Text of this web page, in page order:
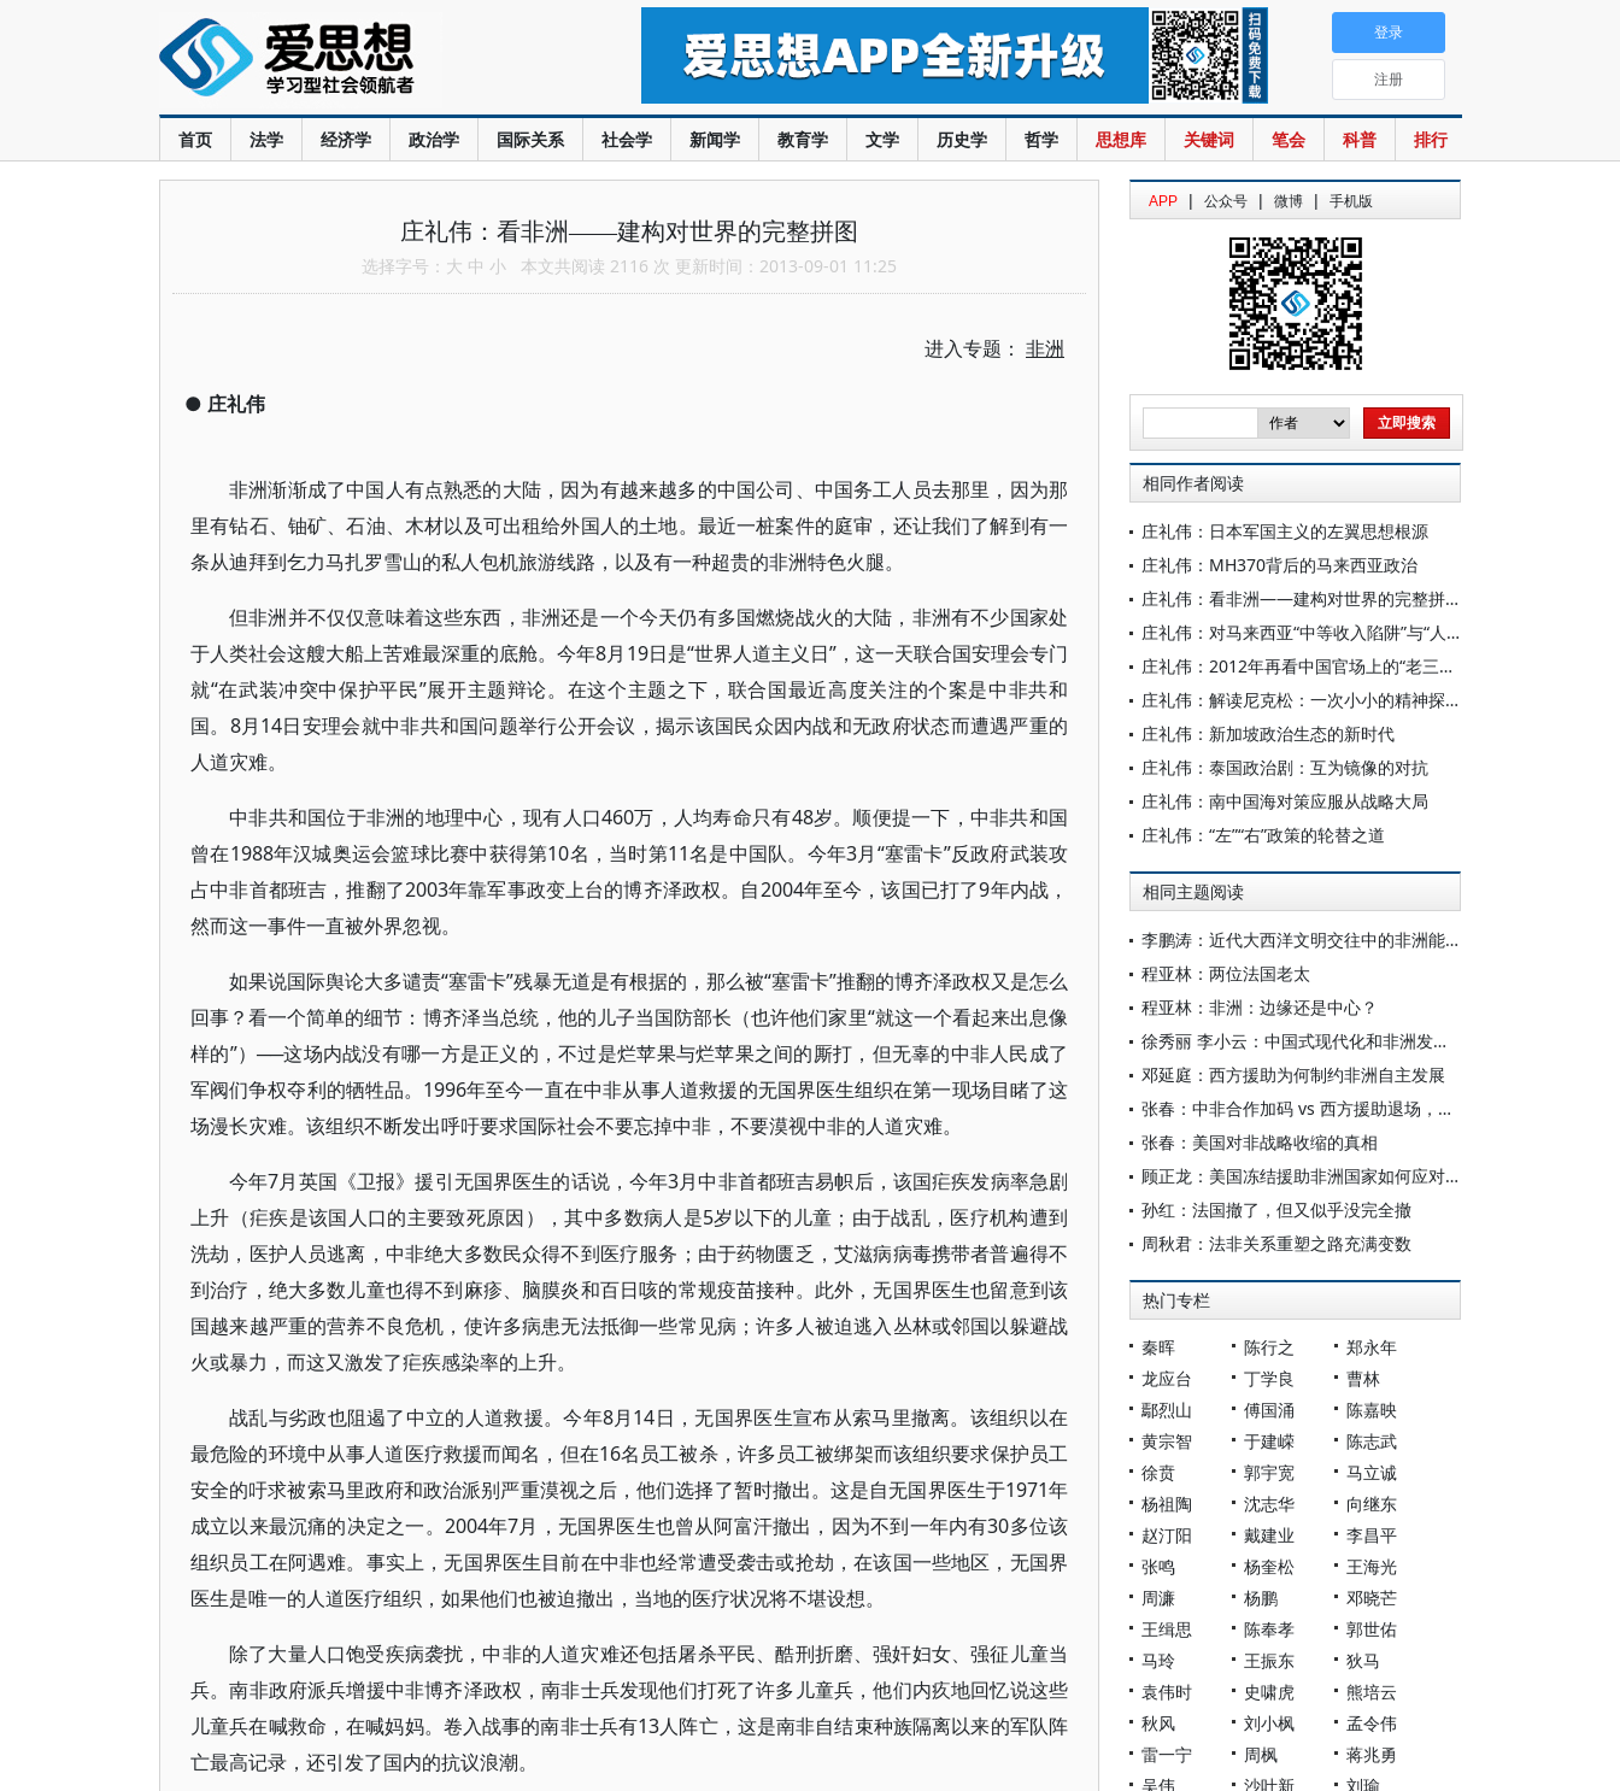
首页 法学 经济学 政治学 国际关系 社会学 新闻学 教育学 文学 历史学 哲学 思想库 关键词 笔会 科普 排行
登录
注册
庄礼伟：看非洲——建构对世界的完整拼图
选择字号： 大 中 小 本文共阅读 2116 次 更新时间：2013-09-01 11:25
进入专题： 非洲
● 庄礼伟
非洲渐渐成了中国人有点熟悉的大陆，因为有越来越多的中国公司、中国务工人员去那里，因为那
里有钻石、铀矿、石油、木材以及可出租给外国人的土地。最近一桩案件的庭审，还让我们了解到有一
条从迪拜到乞力马扎罗雪山的私人包机旅游线路，以及有一种超贵的非洲特色火腿。
但非洲并不仅仅意味着这些东西，非洲还是一个今天仍有多国燃烧战火的大陆，非洲有不少国家处
于人类社会这艘大船上苦难最深重的底舱。今年8月19日是“世界人道主义日”，这一天联合国安理会专门
就“在武装冲突中保护平民”展开主题辩论。在这个主题之下，联合国最近高度关注的个案是中非共和
国。8月14日安理会就中非共和国问题举行公开会议，揭示该国民众因内战和无政府状态而遭遇严重的
人道灾难。
中非共和国位于非洲的地理中心，现有人口460万，人均寿命只有48岁。顺便提一下，中非共和国
曾在1988年汉城奥运会篮球比赛中获得第10名，当时第11名是中国队。今年3月“塞雷卡”反政府武装攻
占中非首都班吉，推翻了2003年靠军事政变上台的博齐泽政权。自2004年至今，该国已打了9年内战，
然而这一事件一直被外界忽视。
如果说国际舆论大多谴责“塞雷卡”残暴无道是有根据的，那么被“塞雷卡”推翻的博齐泽政权又是怎么
回事？看一个简单的细节：博齐泽当总统，他的儿子当国防部长（也许他们家里“就这一个看起来出息像
样的”）──这场内战没有哪一方是正义的，不过是烂苹果与烂苹果之间的厮打，但无辜的中非人民成了
军阀们争权夺利的牺牲品。1996年至今一直在中非从事人道救援的无国界医生组织在第一现场目睹了这
场漫长灾难。该组织不断发出呼吁要求国际社会不要忘掉中非，不要漠视中非的人道灾难。
今年7月英国《卫报》援引无国界医生的话说，今年3月中非首都班吉易帜后，该国疟疾发病率急剧
上升（疟疾是该国人口的主要致死原因），其中多数病人是5岁以下的儿童；由于战乱，医疗机构遭到
洗劫，医护人员逃离，中非绝大多数民众得不到医疗服务；由于药物匮乏，艾滋病病毒携带者普遍得不
到治疗，绝大多数儿童也得不到麻疹、脑膜炎和百日咳的常规疫苗接种。此外，无国界医生也留意到该
国越来越严重的营养不良危机，使许多病患无法抵御一些常见病；许多人被迫逃入丛林或邻国以躲避战
火或暴力，而这又激发了疟疾感染率的上升。
战乱与劣政也阻遏了中立的人道救援。今年8月14日，无国界医生宣布从索马里撤离。该组织以在
最危险的环境中从事人道医疗救援而闻名，但在16名员工被杀，许多员工被绑架而该组织要求保护员工
安全的吁求被索马里政府和政治派别严重漠视之后，他们选择了暂时撤出。这是自无国界医生于1971年
成立以来最沉痛的决定之一。2004年7月，无国界医生也曾从阿富汗撤出，因为不到一年内有30多位该
组织员工在阿遇难。事实上，无国界医生目前在中非也经常遭受袭击或抢劫，在该国一些地区，无国界
医生是唯一的人道医疗组织，如果他们也被迫撤出，当地的医疗状况将不堪设想。
除了大量人口饱受疾病袭扰，中非的人道灾难还包括屠杀平民、酷刑折磨、强奸妇女、强征儿童当
兵。南非政府派兵增援中非博齐泽政权，南非士兵发现他们打死了许多儿童兵，他们内疚地回忆说这些
儿童兵在喊救命，在喊妈妈。卷入战事的南非士兵有13人阵亡，这是南非自结束种族隔离以来的军队阵
亡最高记录，还引发了国内的抗议浪潮。
APP | 公众号 | 微博 | 手机版
相同作者阅读
庄礼伟：日本军国主义的左翼思想根源
庄礼伟：MH370背后的马来西亚政治
庄礼伟：看非洲——建构对世界的完整拼图
庄礼伟：对马来西亚“中等收入陷阱”与“人均国民收入”的考察
庄礼伟：2012年再看中国官场上的“老三届”
庄礼伟：解读尼克松：一次小小的精神探险──水门事件30周年感言
庄礼伟：新加坡政治生态的新时代
庄礼伟：泰国政治剧：互为镜像的对抗
庄礼伟：南中国海对策应服从战略大局
庄礼伟：“左”“右”政策的轮替之道
相同主题阅读
李鹏涛：近代大西洋文明交往中的非洲能动性
程亚林：两位法国老太
程亚林：非洲：边缘还是中心？
徐秀丽 李小云：中国式现代化和非洲发展之路
邓延庭：西方援助为何制约非洲自主发展
张春：中非合作加码 vs 西方援助退场，肯尼亚给立场摇摆的非洲国家提了个醒
张春：美国对非战略收缩的真相
顾正龙：美国冻结援助非洲国家如何应对？
孙红：法国撤了，但又似乎没完全撤
周秋君：法非关系重塑之路充满变数
热门专栏
秦晖 陈行之
郑永年
龙应台
丁学良
曹林
鄢烈山
傅国涌
陈嘉映
黄宗智
于建嵘
陈志武
徐贲
郭宇宽
马立诚
杨祖陶
沈志华
向继东
赵汀阳
戴建业
李昌平
张鸣
杨奎松
王海光
周濂
杨鹏
邓晓芒
王缉思
陈奉孝
郭世佑
马玲
王振东
狄马
袁伟时
史啸虎
熊培云
秋风
刘小枫
孟令伟
雷一宁
周枫
蒋兆勇
吴伟
沙叶新
刘瑜